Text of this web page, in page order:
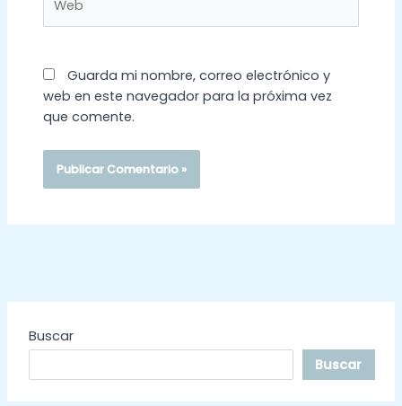
Guarda mi nombre, correo electrónico y
web en este navegador para la próxima vez
que comente.
Buscar
Buscar